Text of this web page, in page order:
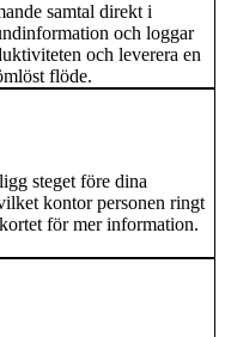
samtal direkt i
och loggar
och leverera en
flöde.
steget före dina
kontor personen ringt
för mer information.